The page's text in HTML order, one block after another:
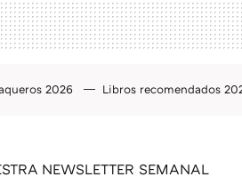
2026 Libros recomendados
NEWSLETTER SEMANAL